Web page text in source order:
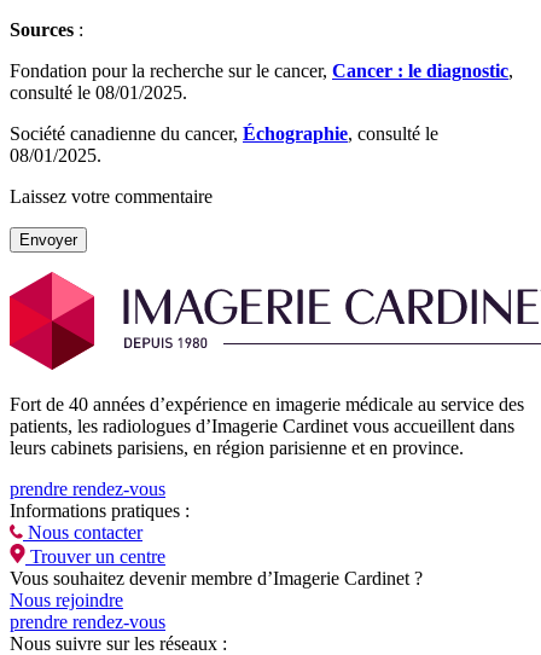
Sources :
Fondation pour la recherche sur le cancer, Cancer : le diagnostic,
consulté le 08/01/2025.
Société canadienne du cancer, Échographie, consulté le
08/01/2025.
Laissez votre commentaire
Envoyer
Fort de 40 années d’expérience en imagerie médicale au service des
patients, les radiologues d’Imagerie Cardinet vous accueillent dans
leurs cabinets parisiens, en région parisienne et en province.
prendre rendez-vous
Informations pratiques :
Nous contacter
Trouver un centre
Vous souhaitez devenir membre d’Imagerie Cardinet ?
Nous rejoindre
prendre rendez-vous
Nous suivre sur les réseaux :